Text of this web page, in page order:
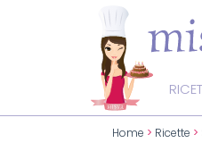
Home > Ricette >